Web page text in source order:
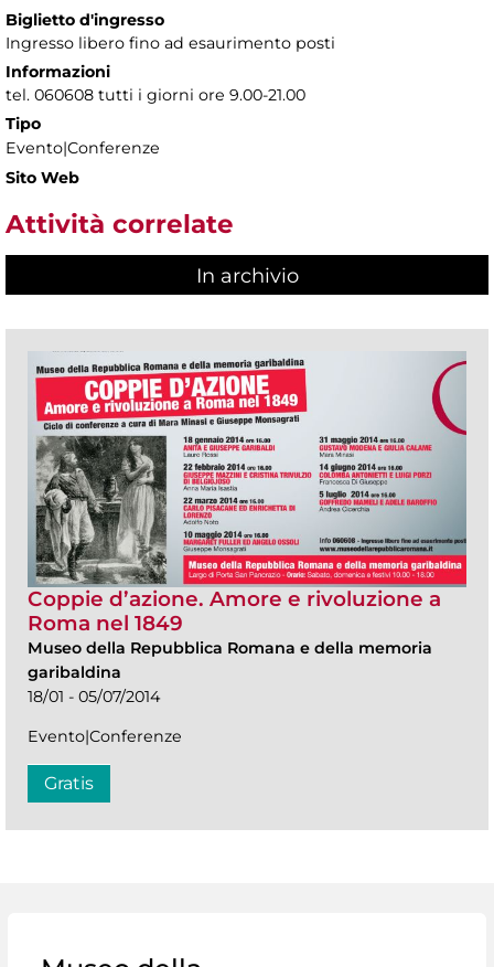
Biglietto d'ingresso
Ingresso libero fino ad esaurimento posti
Informazioni
tel. 060608 tutti i giorni ore 9.00-21.00
Tipo
Evento|Conferenze
Sito Web
Attività correlate
In archivio
Coppie d’azione. Amore e rivoluzione a
Roma nel 1849
Museo della Repubblica Romana e della memoria
garibaldina
18/01 - 05/07/2014
Evento|Conferenze
Gratis